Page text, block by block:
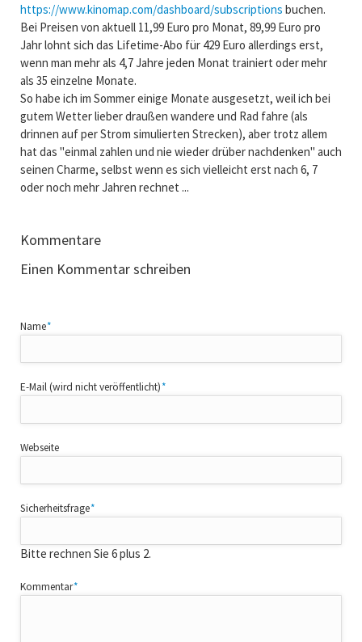
https://www.kinomap.com/dashboard/subscriptions buchen.
Bei Preisen von aktuell 11,99 Euro pro Monat, 89,99 Euro pro
Jahr lohnt sich das Lifetime-Abo für 429 Euro allerdings erst,
wenn man mehr als 4,7 Jahre jeden Monat trainiert oder mehr
als 35 einzelne Monate.
So habe ich im Sommer einige Monate ausgesetzt, weil ich bei
gutem Wetter lieber draußen wandere und Rad fahre (als
drinnen auf per Strom simulierten Strecken), aber trotz allem
hat das "einmal zahlen und nie wieder drüber nachdenken" auch
seinen Charme, selbst wenn es sich vielleicht erst nach 6, 7
oder noch mehr Jahren rechnet ...
Kommentare
Einen Kommentar schreiben
Pflichtfeld
Name*
Pflichtfeld
E-Mail (wird nicht veröffentlicht)*
Webseite
Pflichtfeld
Sicherheitsfrage*
Bitte rechnen Sie 6 plus 2.
Pflichtfeld
Kommentar*